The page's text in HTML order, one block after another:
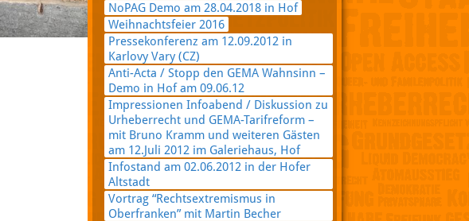
NoPAG Demo am 28.04.2018 in Hof
Weihnachtsfeier 2016
Pressekonferenz am 12.09.2012 in
Karlovy Vary (CZ)
Anti-Acta / Stopp den GEMA Wahnsinn –
Demo in Hof am 09.06.12
Impressionen Infoabend / Diskussion zu
Urheberrecht und GEMA-Tarifreform –
mit Bruno Kramm und weiteren Gästen
am 12.Juli 2012 im Galeriehaus, Hof
Infostand am 02.06.2012 in der Hofer
Altstadt
Vortrag “Rechtsextremismus in
Oberfranken” mit Martin Becher